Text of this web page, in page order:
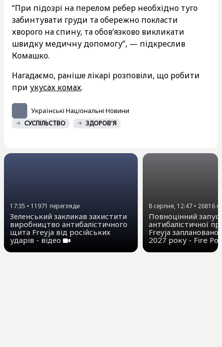
“При підозрі на перелом ребер необхідно туго
забинтувати груди та обережно покласти
хворого на спину, та обов’язково викликати
швидку медичну допомогу”, — підкреслив
Комашко.
Нагадаємо, раніше лікарі розповіли, що робити
при укусах комах.
Українські Національні Новини
СУСПІЛЬСТВО ЗДОРОВ'Я
17:35 • 11971 перегляди
Зеленський закликав захистити
виробництво антибалістичного
щита Freyja від російських
ударів - відео
8 серпня, 12:47 • 26816
Повноцінний
антибалістичної
Freyja заплановано
2027 року - Fire